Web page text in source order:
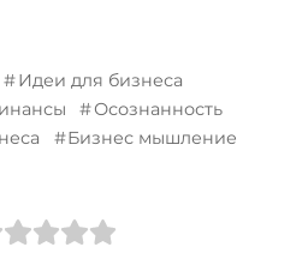
Идеи для бизнеса
Осознанность
Бизнес мышление